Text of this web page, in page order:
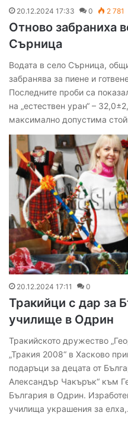
20.12.2024 17:33 0 2 781
Отново забраниха
Сърница
Водата в село Сърница,
забранява за пиене и
Последните проби са
на „естествен уран“ –
максимално допустима
20.12.2024 17:11 0
Тракийци с дар за
училище в Одрин
Тракийското дружество
„Тракия 2008“ в Хасково
подаръци за децата от
Александър Чакърък“ към
България в Одрин.
училища украшения за